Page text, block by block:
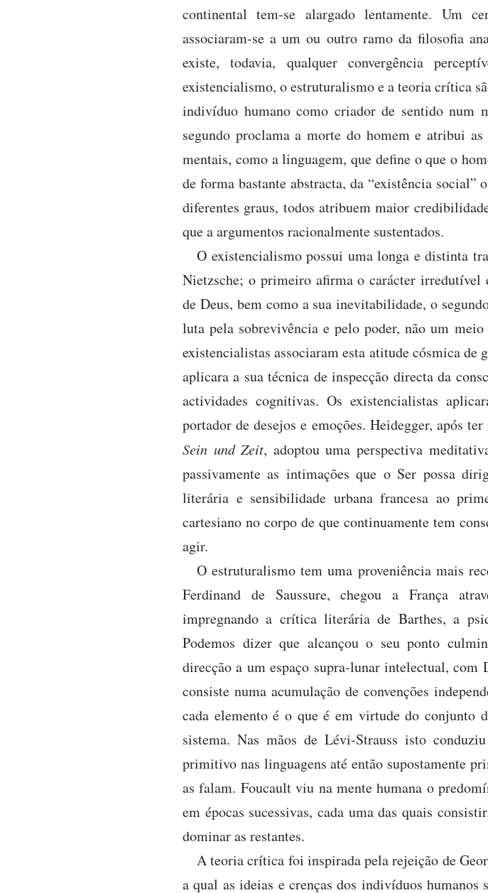
continental tem-se alargado lentamente. Um
associaram-se a um ou outro ramo da filosofia
existe, todavia, qualquer convergência
existencialismo, o estruturalismo e a teoria crítica
indivíduo humano como criador de sentido num
segundo proclama a morte do homem e atribui
mentais, como a linguagem, que define o que o
de forma bastante abstracta, da “existência
diferentes graus, todos atribuem maior
que a argumentos racionalmente sustentados.
O existencialismo possui uma longa e distinta
Nietzsche; o primeiro afirma o carácter
de Deus, bem como a sua inevitabilidade, o
luta pela sobrevivência e pelo poder, não um
existencialistas associaram esta atitude cósmica
aplicara a sua técnica de inspecção directa da
actividades cognitivas. Os existencialistas
portador de desejos e emoções. Heidegger, após
Sein und Zeit, adoptou uma perspectiva
passivamente as intimações que o Ser possa
literária e sensibilidade urbana francesa ao
cartesiano no corpo de que continuamente tem
agir.
O estruturalismo tem uma proveniência mais
Ferdinand de Saussure, chegou a França
impregnando a crítica literária de Barthes, a
Podemos dizer que alcançou o seu ponto
direcção a um espaço supra-lunar intelectual, com
consiste numa acumulação de convenções
cada elemento é o que é em virtude do conjunto
sistema. Nas mãos de Lévi-Strauss isto
primitivo nas linguagens até então supostamente
as falam. Foucault viu na mente humana o
em épocas sucessivas, cada uma das quais
dominar as restantes.
A teoria crítica foi inspirada pela rejeição de
a qual as ideias e crenças dos indivíduos